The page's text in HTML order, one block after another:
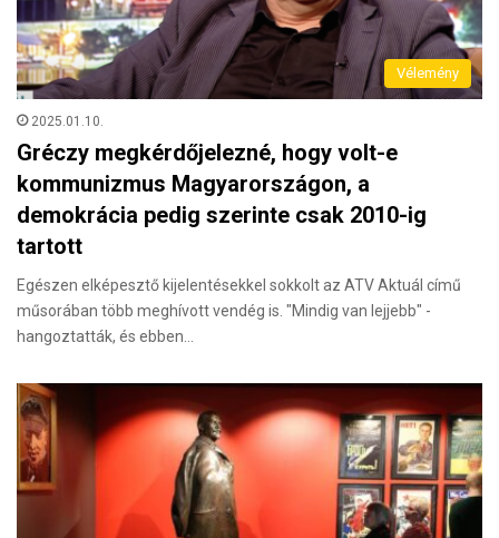
Vélemény
2025.01.10.
Gréczy megkérdőjelezné, hogy volt-e
kommunizmus Magyarországon, a
demokrácia pedig szerinte csak 2010-ig
tartott
Egészen elképesztő kijelentésekkel sokkolt az ATV Aktuál című
műsorában több meghívott vendég is. "Mindig van lejjebb" -
hangoztatták, és ebben…